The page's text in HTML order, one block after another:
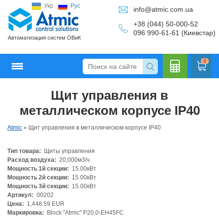
Укр Рус
Автоматизация систем ОВиК
info@atmic.com.ua
+38 (044) 50-000-52
096 990-61-61 (Киевстар)
0
Щит управления в
металлическом корпусе IP40
Atmic » Щит управления в металлическом корпусе IP40
Тип товара:
Щиты управления
Расход воздуха: 20,000м3/ч
Мощность 1й секции: 15.00кВт
Мощность 2й секции: 15.00кВт
Мощность 3й секции: 15.00кВт
Артикул: 00202
Цена: 1,448.59 EUR
Маркировка:
Block "Atmic" P20.0-EH45FC